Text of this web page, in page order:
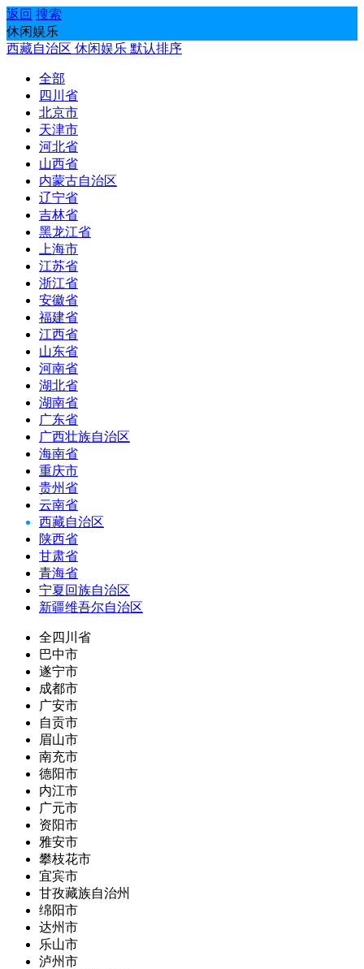
返回 搜索
休闲娱乐
西藏自治区 休闲娱乐 默认排序
全部
四川省
北京市
天津市
河北省
山西省
内蒙古自治区
辽宁省
吉林省
黑龙江省
上海市
江苏省
浙江省
安徽省
福建省
江西省
山东省
河南省
湖北省
湖南省
广东省
广西壮族自治区
海南省
重庆市
贵州省
云南省
西藏自治区
陕西省
甘肃省
青海省
宁夏回族自治区
新疆维吾尔自治区
全四川省
巴中市
遂宁市
成都市
广安市
自贡市
眉山市
南充市
德阳市
内江市
广元市
资阳市
雅安市
攀枝花市
宜宾市
甘孜藏族自治州
绵阳市
达州市
乐山市
泸州市